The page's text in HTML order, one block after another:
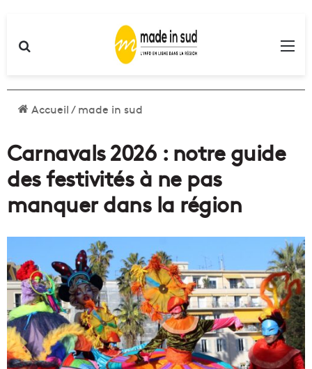
Accueil/made in sud
Carnavals 2026 : notre guide
des festivités à ne pas
manquer dans la région